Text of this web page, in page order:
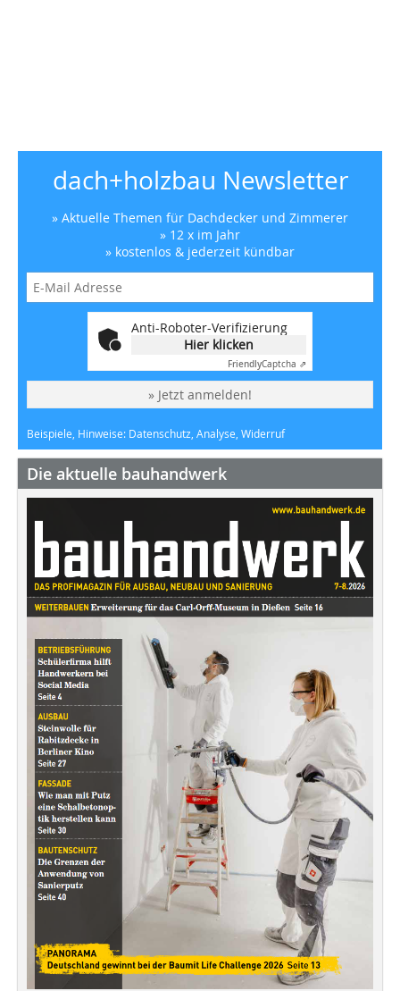
dach+holzbau Newsletter
» Aktuelle Themen für Dachdecker und Zimmerer
» 12 x im Jahr
» kostenlos & jederzeit kündbar
Anti-Roboter-Verifizierung
Hier klicken
FriendlyCaptcha ⇗
» Jetzt anmelden!
Beispiele, Hinweise: Datenschutz, Analyse, Widerruf
Die aktuelle bauhandwerk